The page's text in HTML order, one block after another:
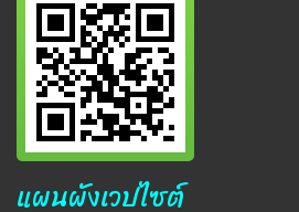
แผนผังเวปไซต์